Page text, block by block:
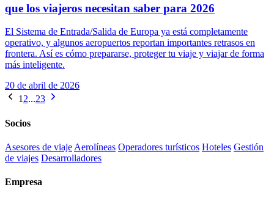
que los viajeros necesitan saber para 2026
El Sistema de Entrada/Salida de Europa ya está completamente
operativo, y algunos aeropuertos reportan importantes retrasos en
frontera. Así es cómo prepararse, proteger tu viaje y viajar de forma
más inteligente.
20 de abril de 2026
1 2...23
Socios
Asesores de viaje Aerolíneas Operadores turísticos Hoteles Gestión
de viajes Desarrolladores
Empresa